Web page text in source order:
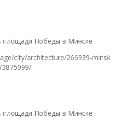
площади Победы в Минске
city/architecture/266939-minsk
площади Победы в Минске